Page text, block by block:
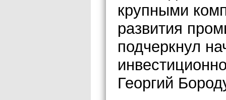
крупными
развития
подчеркнул
Георгий